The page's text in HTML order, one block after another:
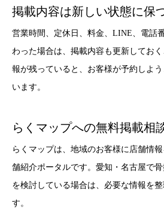
掲載内容は新しい状態に保
営業時間、定休日、料金、LINE、電話
わった場合は、掲載内容も更新してお
報が残っていると、お客様が予約しよ
います。
らくマップへの無料掲載相
らくマップは、地域のお客様に店舗情
舗紹介ポータルです。愛知・名古屋で
を検討している場合は、必要な情報を
す。